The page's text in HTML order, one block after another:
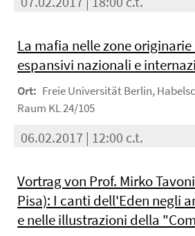
La mafia nelle zone
espansivi nazionali e
Ort: Freie Universität Berlin,
Raum KL 24/105
06.02.2017 | 12:00 c.t.
Vortrag von Prof. Mirko
Pisa): I canti dell'Eden negli
e nelle illustrazioni della